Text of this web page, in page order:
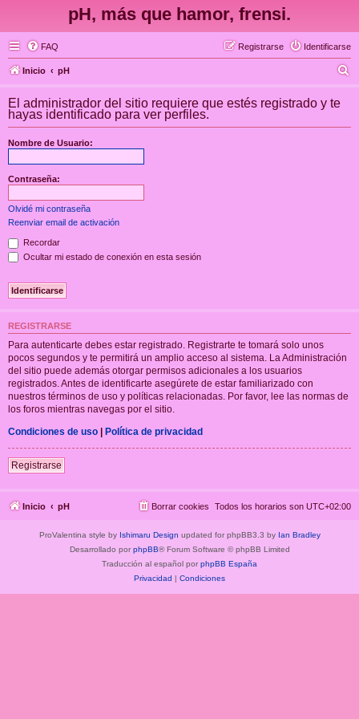
pH, más que hamor, frensi.
FAQ Identificarse
Registrarse
Inicio pH
c
El administrador del sitio requiere que estés registrado y te
hayas identificado para ver perfiles.
Nombre de Usuario:
Contraseña:
Olvidé mi contraseña
Reenviar email de activación
Recordar
Ocultar mi estado de conexión en esta sesión
REGISTRARSE
Para autenticarte debes estar registrado. Registrarte te tomará solo unos
pocos segundos y te permitirá un amplio acceso al sistema. La Administración
del sitio puede además otorgar permisos adicionales a los usuarios
registrados. Antes de identificarte asegúrete de estar familiarizado con
nuestros términos de uso y políticas relacionadas. Por favor, lee las normas de
los foros mientras navegas por el sitio.
Condiciones de uso | Política de privacidad
Registrarse
Inicio pH Todos los horarios son UTC+02:00
Borrar cookies
ProValentina style by Ishimaru Design updated for phpBB3.3 by Ian Bradley
Desarrollado por phpBB® Forum Software © phpBB Limited
Traducción al español por phpBB España
Privacidad | Condiciones